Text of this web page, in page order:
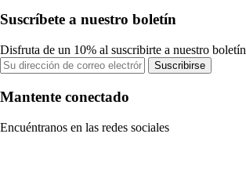
Suscríbete a nuestro boletín
Disfruta de un 10% al suscribirte a nuestro boletín
Suscribirse
Mantente conectado
Encuéntranos en las redes sociales